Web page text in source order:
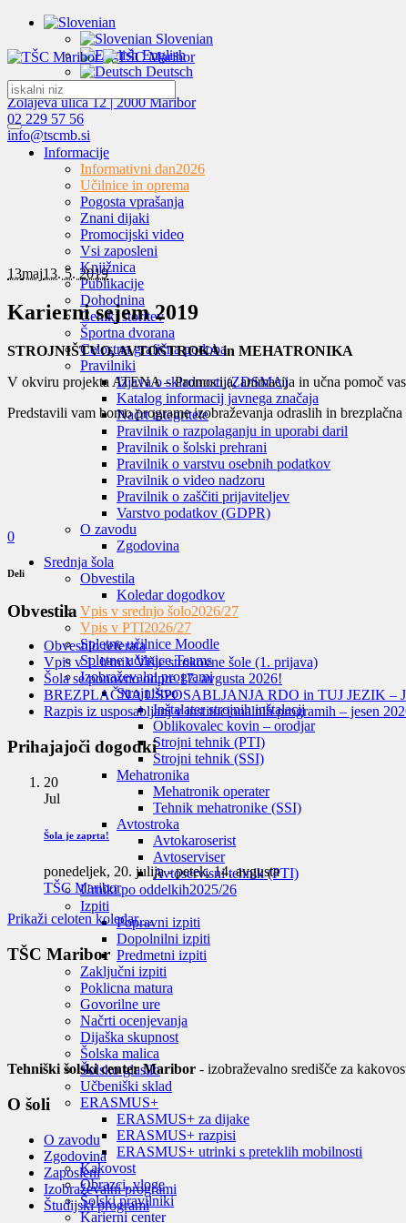
Slovenian
English
Deutsch
Zolajeva ulica 12 | 2000 Maribor
02 229 57 56
info@tscmb.si
Informacije
Informativni dan2026
Učilnice in oprema
Pogosta vprašanja
Znani dijaki
Promocijski video
Vsi zaposleni
Knjižnica
Publikacije
Dohodnina
Ceniki storitev
Športna dvorana
Celostna grafična podoba
Pravilniki
Izjava o skladnosti (ZDSMA)
Katalog informacij javnega značaja
Načrt integritete
Pravilnik o razpolaganju in uporabi daril
Pravilnik o šolski prehrani
Pravilnik o varstvu osebnih podatkov
Pravilnik o video nadzoru
Pravilnik o zaščiti prijaviteljev
Varstvo podatkov (GDPR)
O zavodu
Zgodovina
Srednja šola
Obvestila
Koledar dogodkov
Vpis v srednjo šolo2026/27
Vpis v PTI2026/27
Spletne učilnice Moodle
Spletne učilnice Teams
Izobraževalni programi
Strojništvo
Inštalater strojnih inštalacij
Oblikovalec kovin – orodjar
Strojni tehnik (PTI)
Strojni tehnik (SSI)
Mehatronika
Mehatronik operater
Tehnik mehatronike (SSI)
Avtostroka
Avtokaroserist
Avtoserviser
Avtoservisni tehnik (PTI)
Urniki po oddelkih2025/26
Izpiti
Popravni izpiti
Dopolnilni izpiti
Predmetni izpiti
Zaključni izpiti
Poklicna matura
Govorilne ure
Načrti ocenjevanja
Dijaška skupnost
Šolska malica
Šolsko glasilo
Učbeniški sklad
ERASMUS+
ERASMUS+ za dijake
ERASMUS+ razpisi
ERASMUS+ utrinki s preteklih mobilnosti
Kakovost
Obrazci, vloge
Šolski pravilniki
Karierni center
13maj13. 5. 2019
Karierni sejem 2019
STROJNIŠTVO, AVTOSTROKA in MEHATRONIKA
V okviru projekta ATENA – Promocija, animacija in učna pomoč
Predstavili vam bomo programe izobraževanja odraslih in
0
Deli
Obvestila
Obvestilo referata
Vpis v 1. letnik Višje strokovne šole (1. prijava)
Šola se ponovno odpre 17. avgusta 2026!
BREZPLAČNA USPOSABLJANJA RDO in TUJ JEZIK –
Razpis iz usposabljanj v institucionalnih programih – jesen
Prihajajoči dogodki
20
Jul
Šola je zaprta!
ponedeljek, 20. julija-petek, 14. avgusta
TŠC Maribor
Prikaži celoten koledar…
TŠC Maribor
Tehniški šolski center Maribor - izobraževalno središče za
O šoli
O zavodu
Zgodovina
Zaposleni
Izobraževalni programi
Študijski programi